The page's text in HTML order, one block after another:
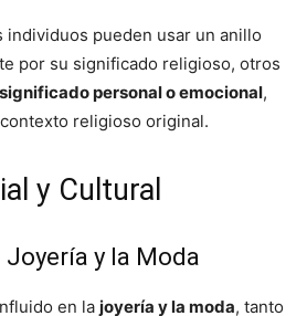
individuos pueden usar un anillo
por su significado religioso, otros
significado personal o emocional,
religioso original.
y Cultural
y la Moda
en la joyería y la moda, tanto